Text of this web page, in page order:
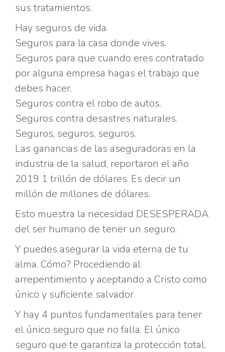
sus tratamientos.
Hay seguros de vida.
Seguros para la casa donde vives.
Seguros para que cuando eres contratado
por alguna empresa hagas el trabajo que
debes hacer.
Seguros contra el robo de autos.
Seguros contra desastres naturales.
Seguros, seguros, seguros.
Las ganancias de las aseguradoras en la
industria de la salud, reportaron el año
2019 1 trillón de dólares. Es decir un
millón de millones de dólares.
Esto muestra la necesidad DESESPERADA
del ser humano de tener un seguro.
Y puedes asegurar la vida eterna de tu
alma. Cómo? Procediendo al
arrepentimiento y aceptando a Cristo como
único y suficiente salvador.
Y hay 4 puntos fundamentales para tener
el único seguro que no falla. El único
seguro que te garantiza la protección total,